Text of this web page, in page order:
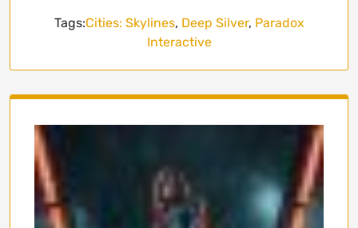
Tags:Cities: Skylines, Deep Silver, Paradox
Interactive